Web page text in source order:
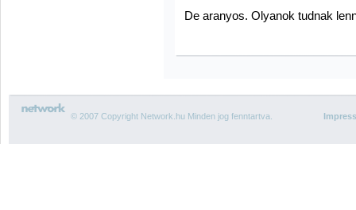
De aranyos. Olyanok tudnak
© 2007 Copyright Network.hu Minden jog fenntartva.